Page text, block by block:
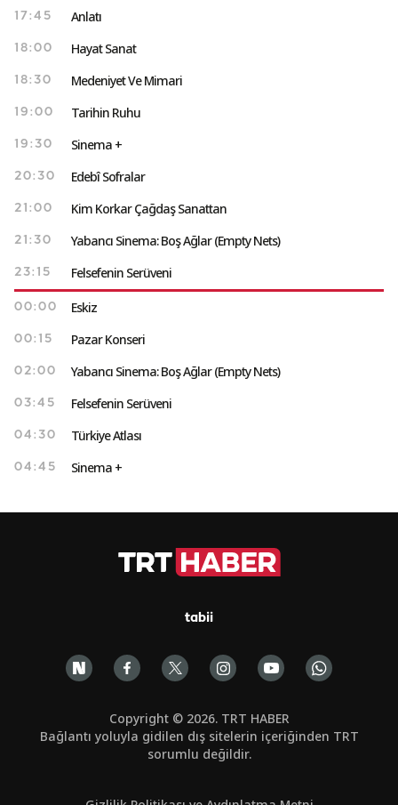
17:45 Anlatı
18:00 Hayat Sanat
18:30 Medeniyet Ve Mimari
19:00 Tarihin Ruhu
19:30 Sinema +
20:30 Edebî Sofralar
21:00 Kim Korkar Çağdaş Sanattan
21:30 Yabancı Sinema: Boş Ağlar (Empty Nets)
23:15 Felsefenin Serüveni
00:00 Eskiz
00:15 Pazar Konseri
02:00 Yabancı Sinema: Boş Ağlar (Empty Nets)
03:45 Felsefenin Serüveni
04:30 Türkiye Atlası
04:45 Sinema +
tabii
Copyright © 2026. TRT HABER
Bağlantı yoluyla gidilen dış sitelerin içeriğinden TRT
sorumlu değildir.